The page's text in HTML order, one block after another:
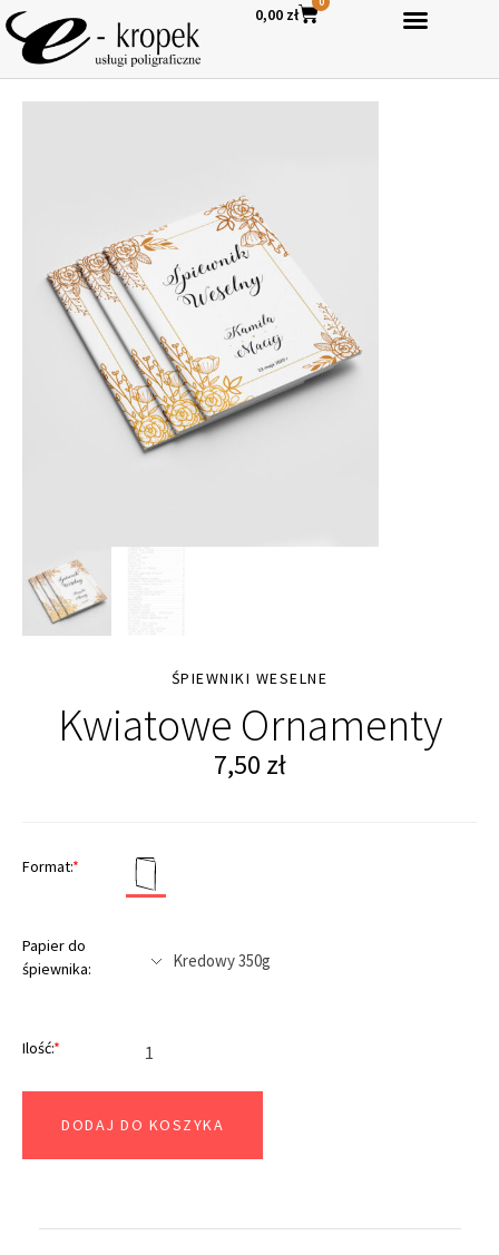
0,00 zł
ŚPIEWNIKI WESELNE
Kwiatowe Ornamenty
7,50 zł
Format:*
Papier do
śpiewnika:
Ilość:*
DODAJ DO KOSZYKA